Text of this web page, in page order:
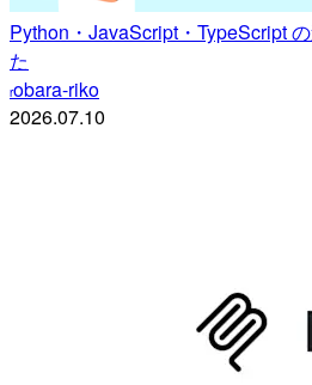
Python・JavaScript・TypeScript
た
robara-riko
2026.07.10